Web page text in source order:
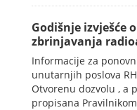
Godišnje izvješće
zbrinjavanja
Informacije za
unutarnjih poslova
Otvorenu dozvolu , a
propisana